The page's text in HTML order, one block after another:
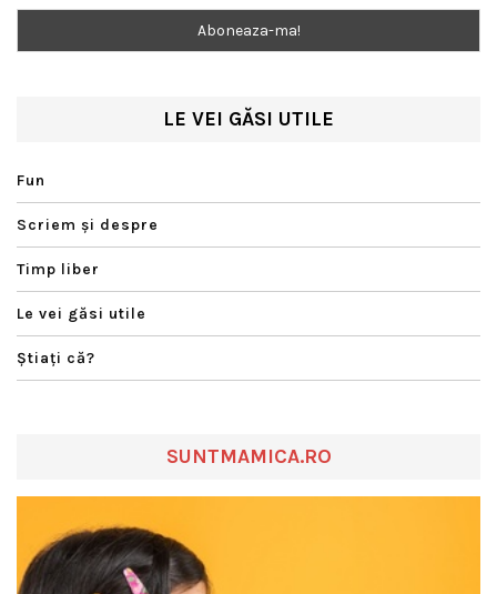
LE VEI GĂSI UTILE
Fun
Scriem şi despre
Timp liber
Le vei găsi utile
Ştiaţi că?
SUNTMAMICA.RO